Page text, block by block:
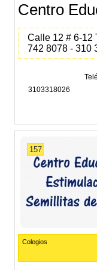
Centro
Calle 12 # 6-12
742 8078 - 310
3103318026
157
Colegios